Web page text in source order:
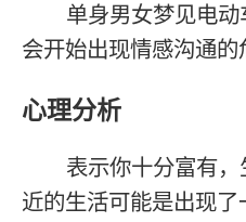
单身男女梦见电
会开始出现情感沟通的
心理分析
表示你十分富有
近的生活可能是出现